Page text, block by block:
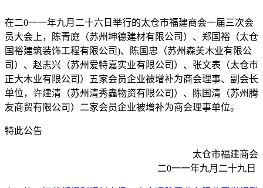
在二0一一年九月二十六日举行的太仓市福建商会一届三次会
员大会上，陈青庭（苏州坤德建材有限公司）、郑国裕（太仓
国裕建筑装饰工程有限公司)、陈国忠（苏州森美木业有限公
司）、赵志兴（苏州爱特嘉实业有限公司）、张文表（太仓市
正大木业有限公司）五家会员企业被增补为商会理事、副会长
单位，许建清（苏州清秀鑫物资有限公司）、陈国清（苏州腾
友商贸有限公司）二家会员企业被增补为商会理事单位。
特此公告
太仓市福建商会
二0一一年九月二十九日